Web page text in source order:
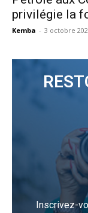
privilégie la
Kemba - 3 octobre
Inscrivez-